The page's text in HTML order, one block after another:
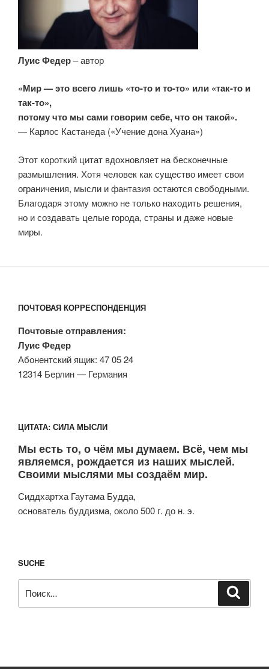
Луис Федер– автор
«Мир — это всего лишь «то-то и то-то» или «так-то и
так-то»,
потому что мы сами говорим себе, что он такой».
— Карлос Кастанеда («Учение дона Хуана»)
Этот короткий цитат вдохновляет на бесконечные
размышления. Хотя человек как существо имеет свои
ограничения, мысли и фантазия остаются свободными.
Благодаря этому можно не только находить решения,
но и создавать целые города, страны и даже новые
миры.
ПОЧТОВАЯ КОРРЕСПОНДЕНЦИЯ
Почтовые отправления:
Луис Федер
Абонентский ящик: 47 05 24
12314 Берлин — Германия
ЦИТАТА: СИЛА МЫСЛИ
Мы есть то, о чём мы думаем. Всё, чем мы
являемся, рождается из наших мыслей.
Своими мыслями мы создаём мир.
Сиддхартха Гаутама Будда,
основатель буддизма, около 500 г. до н. э.
SUCHE